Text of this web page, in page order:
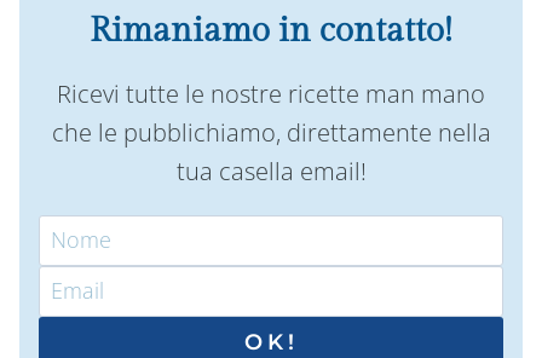
Rimaniamo in contatto!
Ricevi tutte le nostre ricette man mano
che le pubblichiamo, direttamente nella
tua casella email!
OK!